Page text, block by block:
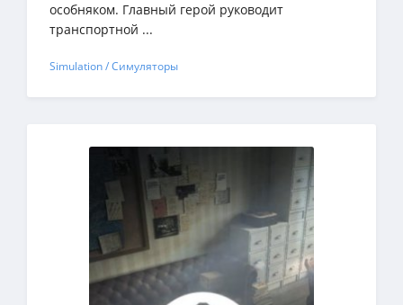
особняком. Главный герой руководит
транспортной ...
Simulation / Симуляторы